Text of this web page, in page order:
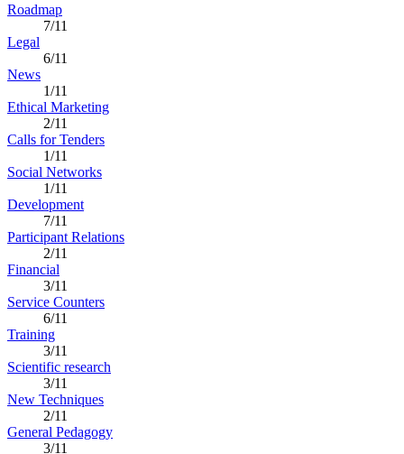
Roadmap
7/11
Legal
6/11
News
1/11
Ethical Marketing
2/11
Calls for Tenders
1/11
Social Networks
1/11
Development
7/11
Participant Relations
2/11
Financial
3/11
Service Counters
6/11
Training
3/11
Scientific research
3/11
New Techniques
2/11
General Pedagogy
3/11